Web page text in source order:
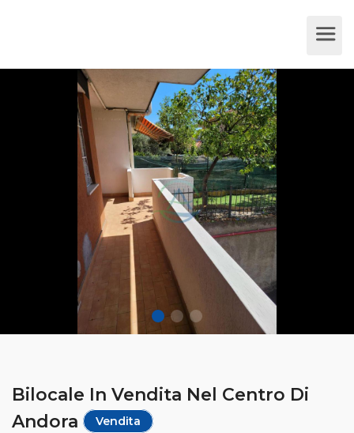
Bilocale In Vendita Nel Centro Di
Andora
Vendita